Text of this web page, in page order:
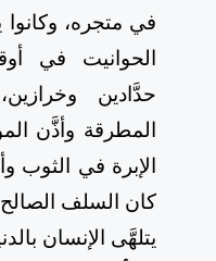
في متجره،
الحوانيت في
حدَّادين
المطرقة وأذَّن
الإبرة في الثوب
كان السلف
يتلهَّى الإنسان